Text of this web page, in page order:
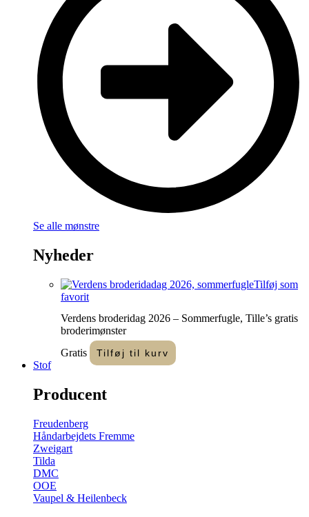
Se alle mønstre
Nyheder
Tilføj som
favorit
Verdens broderidag 2026 – Sommerfugle, Tille’s gratis
broderimønster
Gratis
Tilføj til kurv
Stof
Producent
Freudenberg
Håndarbejdets Fremme
Zweigart
Tilda
DMC
OOE
Vaupel & Heilenbeck